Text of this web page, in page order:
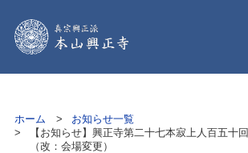
ホーム
お知らせ一覧
【お知らせ】興正寺第二十七本寂上人百五十
（改：会場変更）